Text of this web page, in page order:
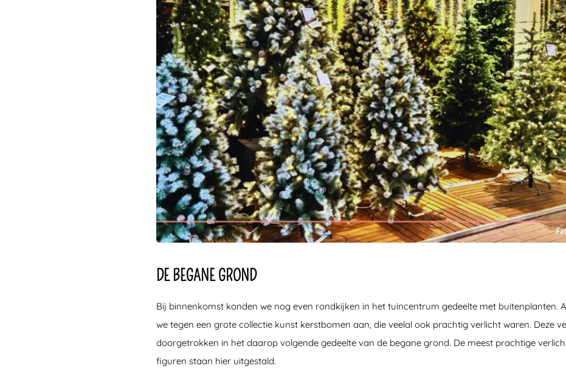
DE BEGANE GROND
Bij binnenkomst konden we nog even rondkijken in het tuincentrum gedeelte met buitenplanten.
we tegen een grote collectie kunst kerstbomen aan, die veelal ook prachtig verlicht waren. Deze
doorgetrokken in het daarop volgende gedeelte van de begane grond. De meest prachtige
figuren staan hier uitgestald.